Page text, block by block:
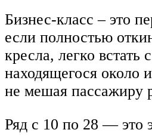
Бизнес-класс – это
если полностью
кресла, легко встать
находящегося около
не мешая пассажиру
Ряд с 10 по 28 — это